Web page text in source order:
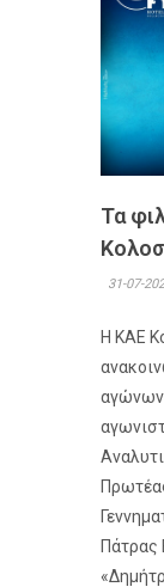
Τα
31-07-
Η ΚΑΕ
αγώνων
Πάτρας